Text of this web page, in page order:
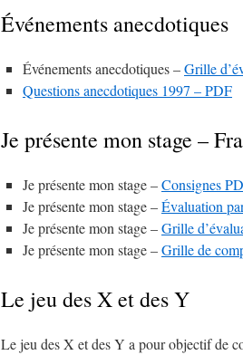
Événements anecdotiques
Événements anecdotiques –Grille
Questions anecdotiques 1997 – PDF
Je présente mon stage –
Je présente mon stage –Consignes
Je présente mon stage –Évaluation
Je présente mon stage –Grille
Je présente mon stage –Grille de
Le jeu des X et des Y
Le jeu des X et des Y a pour objectif de